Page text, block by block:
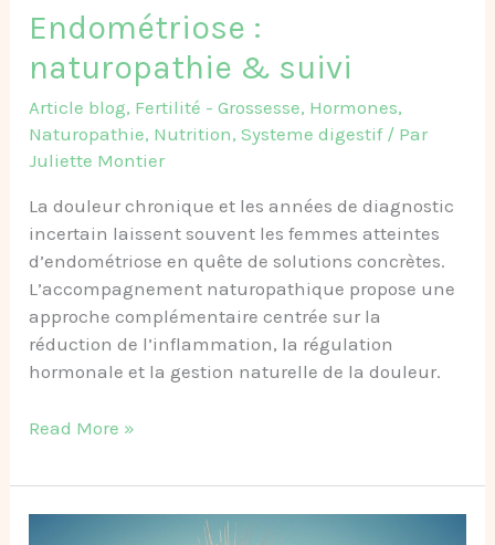
Endométriose :
naturopathie & suivi
Article blog, Fertilité - Grossesse, Hormones,
Naturopathie, Nutrition,Systeme digestif/ Par
Juliette Montier
La douleur chronique et les années de diagnostic
incertain laissent souvent les femmes atteintes
d’endométriose en quête de solutions concrètes.
L’accompagnement naturopathique propose une
approche complémentaire centrée sur la
réduction de l’inflammation, la régulation
hormonale et la gestion naturelle de la douleur.
Read More »